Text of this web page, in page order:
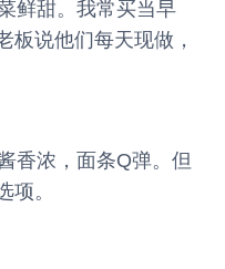
鲜甜。我常买当早
板说他们每天现做，
香浓，面条Q弹。但
项。